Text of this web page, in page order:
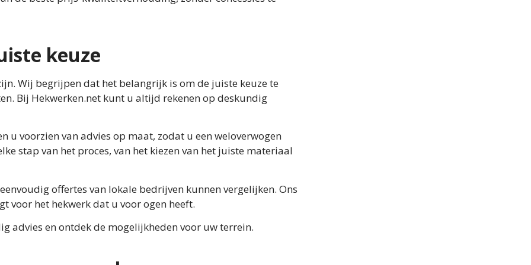
keuze
Wij begrijpen dat het belangrijk is om de juiste keuze te
Bij Hekwerken.net kunt u altijd rekenen op deskundig
u voorzien van advies op maat, zodat u een weloverwogen
stap van het proces, van het kiezen van het juiste materiaal
offertes van lokale bedrijven kunnen vergelijken. Ons
voor het hekwerk dat u voor ogen heeft.
advies en ontdek de mogelijkheden voor uw terrein.